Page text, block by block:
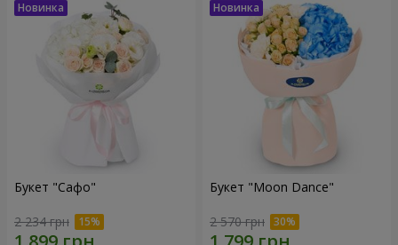
Букет "Сафо"
2 234 грн
Букет "Moon Dance"
2 570 грн